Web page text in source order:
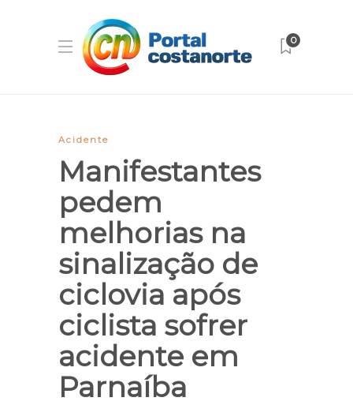
0
Acidente
Manifestantes
pedem
melhorias na
sinalização de
ciclovia após
ciclista sofrer
acidente em
Parnaíba